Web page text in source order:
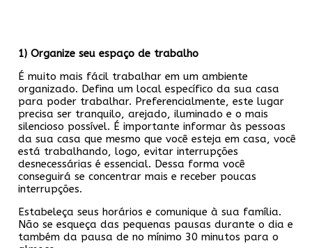
1) Organize seu espaço de trabalho
É muito mais fácil trabalhar em um ambiente
organizado. Defina um local específico da sua casa
para poder trabalhar. Preferencialmente, este lugar
precisa ser tranquilo, arejado, iluminado e o mais
silencioso possível. É importante informar às pessoas
da sua casa que mesmo que você esteja em casa, você
está trabalhando, logo, evitar interrupções
desnecessárias é essencial. Dessa forma você
conseguirá se concentrar mais e receber poucas
interrupções.
Estabeleça seus horários e comunique à sua família.
Não se esqueça das pequenas pausas durante o dia e
também da pausa de no mínimo 30 minutos para o